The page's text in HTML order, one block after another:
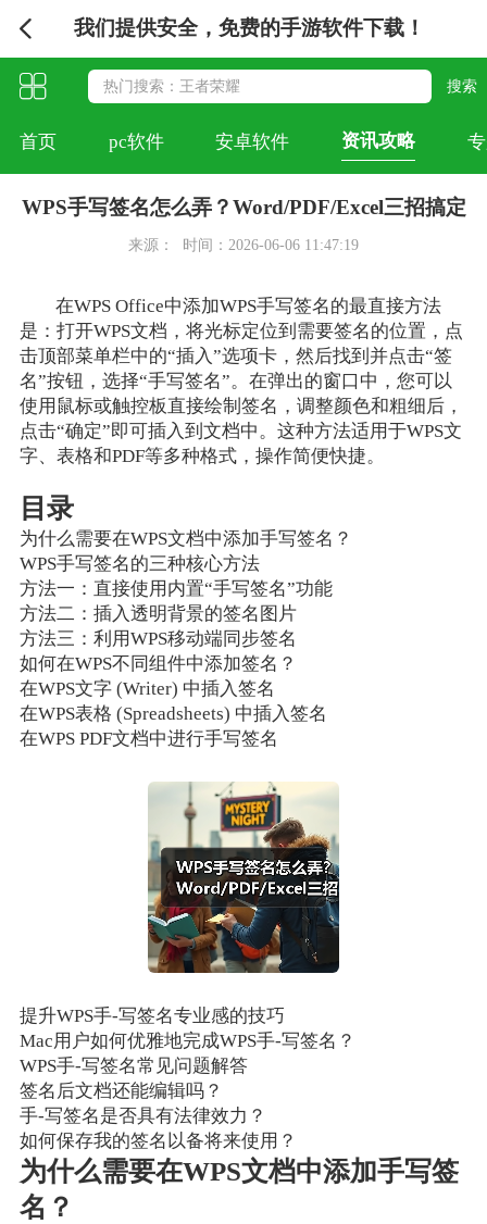
我们提供安全，免费的手游软件下载！
首页 pc软件 安卓软件 资讯攻略
WPS手写签名怎么弄？Word/PDF/Excel三招搞定
来源： 时间：2026-06-06 11:47:19
在WPS Office中添加WPS手写签名的最直接方法
是：打开WPS文档，将光标定位到需要签名的位置，点
击顶部菜单栏中的“插入”选项卡，然后找到并点击“签
名”按钮，选择“手写签名”。在弹出的窗口中，您可以
使用鼠标或触控板直接绘制签名，调整颜色和粗细后，
点击“确定”即可插入到文档中。这种方法适用于WPS文
字、表格和PDF等多种格式，操作简便快捷。
目录
为什么需要在WPS文档中添加手写签名？
WPS手写签名的三种核心方法
方法一：直接使用内置“手写签名”功能
方法二：插入透明背景的签名图片
方法三：利用WPS移动端同步签名
如何在WPS不同组件中添加签名？
在WPS文字 (Writer) 中插入签名
在WPS表格 (Spreadsheets) 中插入签名
在WPS PDF文档中进行手写签名
提升WPS手-写签名专业感的技巧
Mac用户如何优雅地完成WPS手-写签名？
WPS手-写签名常见问题解答
签名后文档还能编辑吗？
手-写签名是否具有法律效力？
如何保存我的签名以备将来使用？
为什么需要在WPS文档中添加手写签
名？